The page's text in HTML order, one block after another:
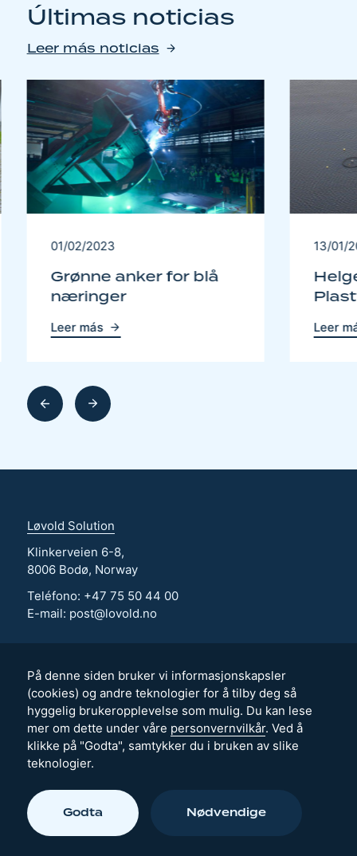
Últimas noticias
Leer más noticias
01/02/2023
Grønne anker for blå
næringer
Leer más
13/01/
Leer
Gå Gå
framover
Løvold Solution
Klinkerveien 6-8,
8006 Bodø, Norway
Teléfono: +47 75 50 44 00
E-mail: post@lovold.no
Løvold System
Løvold Havpark
Actualidad
Sostenibilidad
Contáctenos
Løvold Solution © 2026
På denne siden bruker vi informasjonskapsler
(cookies) og andre teknologier for å tilby deg så
hyggelig brukeropplevelse som mulig. Du kan lese
mer om dette under våre personvernvilkår. Ved å
klikke på "Godta", samtykker du i bruken av slike
teknologier.
Godta Nødvendige